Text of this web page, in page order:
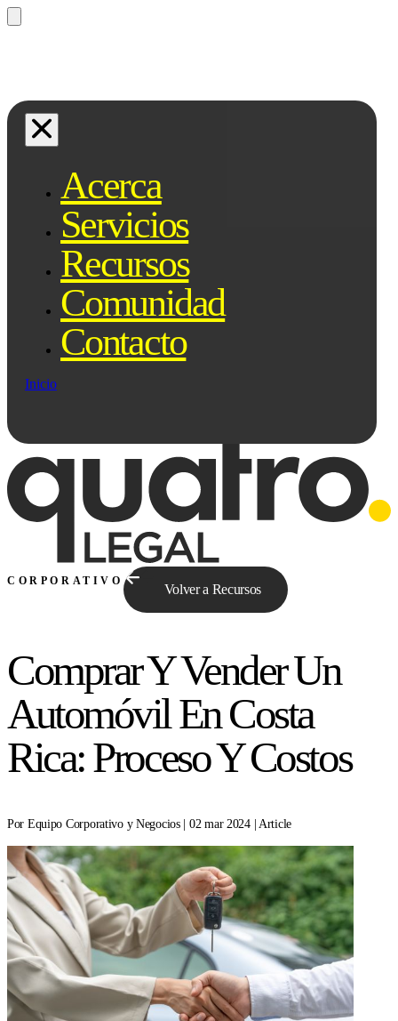
Acerca
Servicios
Recursos
Comunidad
Contacto
Inicio
CORPORATIVO
Volver a Recursos
Comprar Y Vender Un
Automóvil En Costa
Rica: Proceso Y Costos
Por Equipo Corporativo y Negocios | 02 mar 2024 | Article